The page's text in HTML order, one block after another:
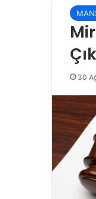
30